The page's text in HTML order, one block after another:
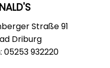
Straße 91
Driburg
05253 932220